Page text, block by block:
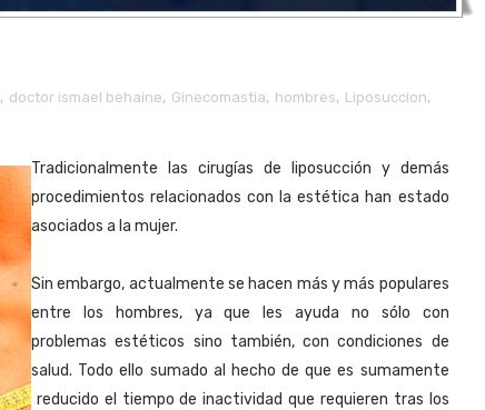
, doctor ismael behaine, Ginecomastia, hombres, Liposuccion,
Tradicionalmente las cirugías de liposucción y demás
procedimientos relacionados con la estética han estado
asociados a la mujer.
Sin embargo, actualmente se hacen más y más populares
entre los hombres, ya que les ayuda no sólo con
problemas estéticos sino también, con condiciones de
salud. Todo ello sumado al hecho de que es sumamente
reducido el tiempo de inactividad que requieren tras los